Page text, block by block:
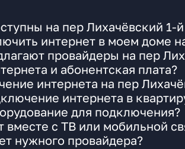
на пер Лихачёвский 1-
интернет в моем доме
провайдеры на пер
и абонентская плата?
интернета на пер
интернета в
для подключения?
с ТВ или мобильной
нужного провайдера?